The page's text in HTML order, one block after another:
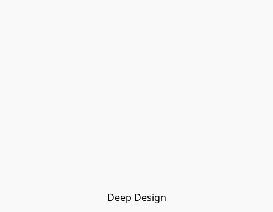
Deep Design